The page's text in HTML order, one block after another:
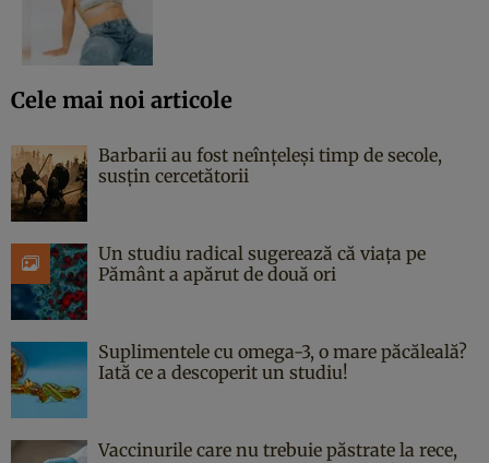
Cele mai noi articole
Barbarii au fost neînțeleși timp de secole,
susțin cercetătorii
Un studiu radical sugerează că viața pe
Pământ a apărut de două ori
Suplimentele cu omega-3, o mare păcăleală?
Iată ce a descoperit un studiu!
Vaccinurile care nu trebuie păstrate la rece,